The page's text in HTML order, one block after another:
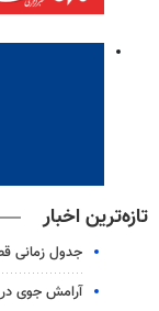
تازه‌ترین اخبار
جدول زمانی قطع
آرامش جوی